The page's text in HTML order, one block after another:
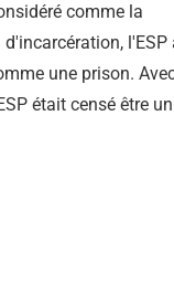
comme la
l'ESP
une prison.
était censé être